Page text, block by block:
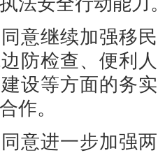
意继续加强移
防检查、便利
设等方面的务
作。
意进一步加强